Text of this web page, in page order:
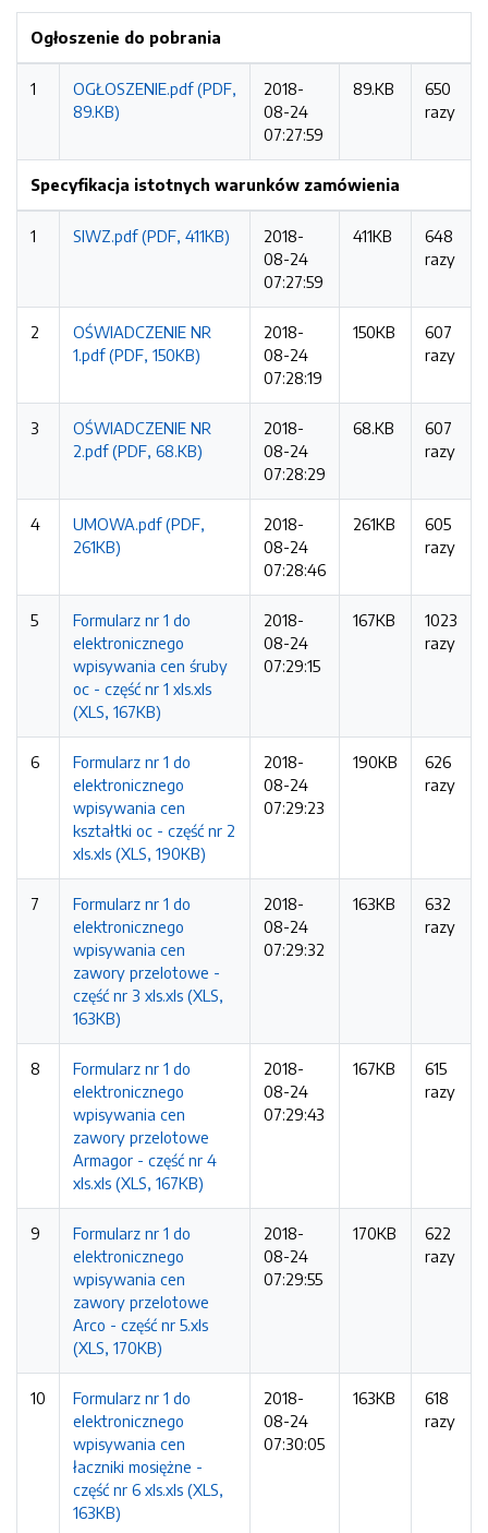
Ogłoszenie do pobrania
1
OGŁOSZENIE.pdf (PDF,
89.KB)
2018-
08-24
07:27:59
89.KB
650
razy
Specyfikacja istotnych warunków zamówienia
1 SIWZ.pdf (PDF, 411KB)
2018-
08-24
07:27:59
411KB
648
razy
2
OŚWIADCZENIE NR
1.pdf (PDF, 150KB)
2018-
08-24
07:28:19
150KB
607
razy
3
OŚWIADCZENIE NR
2.pdf (PDF, 68.KB)
2018-
08-24
07:28:29
68.KB
607
razy
4
UMOWA.pdf (PDF,
261KB)
2018-
08-24
07:28:46
261KB
605
razy
5
Formularz nr 1 do
elektronicznego
wpisywania cen śruby
oc - część nr 1 xls.xls
(XLS, 167KB)
2018-
08-24
07:29:15
167KB
1023
razy
6
Formularz nr 1 do
elektronicznego
wpisywania cen
kształtki oc - część nr 2
xls.xls (XLS, 190KB)
2018-
08-24
07:29:23
190KB
626
razy
7
Formularz nr 1 do
elektronicznego
wpisywania cen
zawory przelotowe -
część nr 3 xls.xls (XLS,
163KB)
2018-
08-24
07:29:32
163KB
632
razy
8
Formularz nr 1 do
elektronicznego
wpisywania cen
zawory przelotowe
Armagor - część nr 4
xls.xls (XLS, 167KB)
2018-
08-24
07:29:43
167KB
615
razy
9
Formularz nr 1 do
elektronicznego
wpisywania cen
zawory przelotowe
Arco - część nr 5.xls
(XLS, 170KB)
2018-
08-24
07:29:55
170KB
622
razy
10
Formularz nr 1 do
elektronicznego
wpisywania cen
łaczniki mosiężne -
część nr 6 xls.xls (XLS,
163KB)
2018-
08-24
07:30:05
163KB
618
razy